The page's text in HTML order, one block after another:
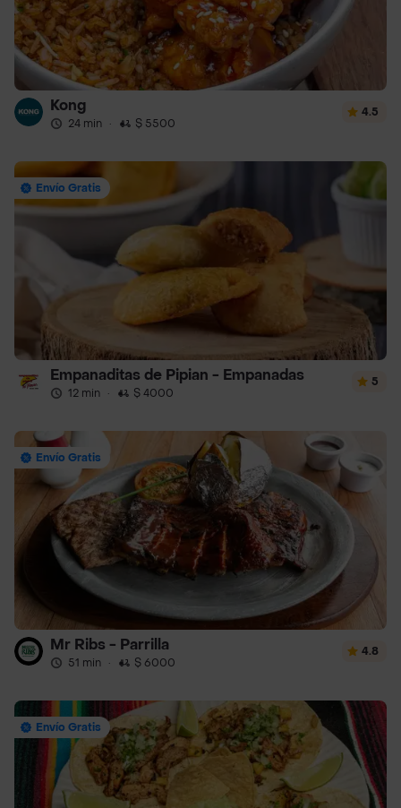
Kong
24 min · $ 5500
4.5
Envío Gratis
Empanaditas de Pipian - Empanadas
12 min · $ 4000
5
Envío Gratis
Mr Ribs - Parrilla
51 min · $ 6000
4.8
Envío Gratis